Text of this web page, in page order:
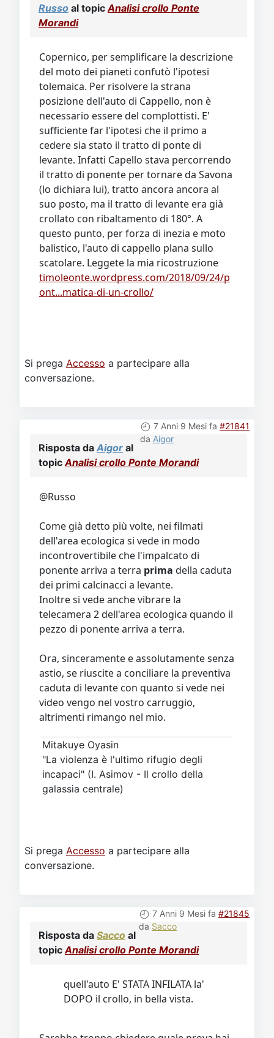
Russo al topic Analisi crollo Ponte
Morandi
Copernico, per semplificare la descrizione
del moto dei pianeti confutò l'ipotesi
tolemaica. Per risolvere la strana
posizione dell'auto di Cappello, non è
necessario essere del complottisti. E'
sufficiente far l'ipotesi che il primo a
cedere sia stato il tratto di ponte di
levante. Infatti Capello stava percorrendo
il tratto di ponente per tornare da Savona
(lo dichiara lui), tratto ancora ancora al
suo posto, ma il tratto di levante era già
crollato con ribaltamento di 180°. A
questo punto, per forza di inezia e moto
balistico, l'auto di cappello plana sullo
scatolare. Leggete la mia ricostruzione
timoleonte.wordpress.com/2018/09/24/p
ont...matica-di-un-crollo/
Si prega Accesso a partecipare alla
conversazione.
7 Anni 9 Mesi fa #21841
da Aigor
Risposta da Aigor al
topic Analisi crollo Ponte Morandi
@Russo
Come già detto più volte, nei filmati
dell'area ecologica si vede in modo
incontrovertibile che l'impalcato di
ponente arriva a terra prima della caduta
dei primi calcinacci a levante.
Inoltre si vede anche vibrare la
telecamera 2 dell'area ecologica quando il
pezzo di ponente arriva a terra.
Ora, sinceramente e assolutamente senza
astio, se riuscite a conciliare la preventiva
caduta di levante con quanto si vede nei
video vengo nel vostro carruggio,
altrimenti rimango nel mio.
Mitakuye Oyasin
"La violenza è l'ultimo rifugio degli
incapaci" (I. Asimov - Il crollo della
galassia centrale)
Si prega Accesso a partecipare alla
conversazione.
7 Anni 9 Mesi fa #21845
da Sacco
Risposta da Sacco al
topic Analisi crollo Ponte Morandi
quell'auto E' STATA INFILATA la'
DOPO il crollo, in bella vista.